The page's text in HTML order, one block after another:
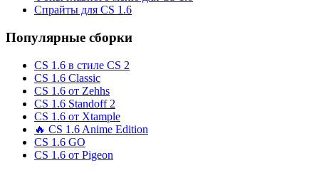
Спрайты для CS 1.6
Популярные сборки
CS 1.6 в стиле CS 2
CS 1.6 Classic
CS 1.6 от Zehhs
CS 1.6 Standoff 2
CS 1.6 от Xtample
🔥 CS 1.6 Anime Edition
CS 1.6 GO
CS 1.6 от Pigeon